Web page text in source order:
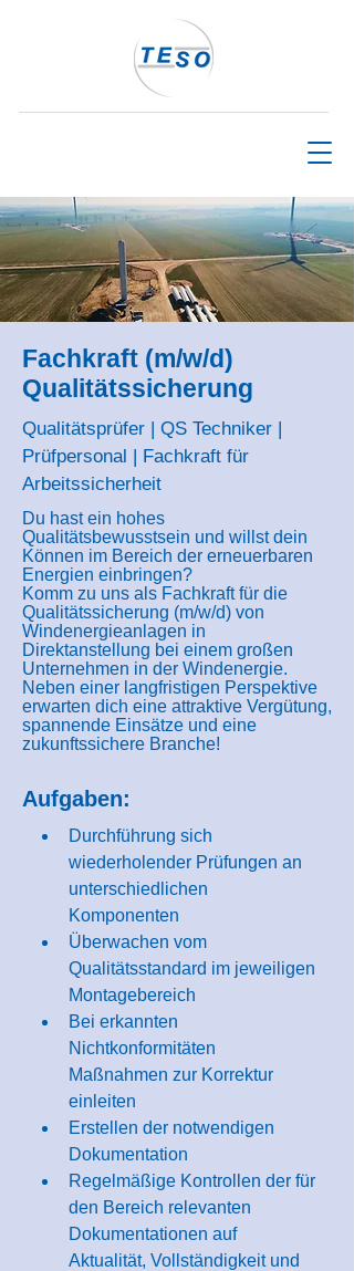
Fachkraft (m/w/d)
Qualitätssicherung
Qualitätsprüfer | QS Techniker |
Prüfpersonal | Fachkraft für
Arbeitssicherheit
Du hast ein hohes
Qualitätsbewusstsein und willst dein
Können im Bereich der erneuerbaren
Energien einbringen?
Komm zu uns als Fachkraft für die
Qualitätssicherung (m/w/d) von
Windenergieanlagen in
Direktanstellung bei einem großen
Unternehmen in der Windenergie.
Neben einer langfristigen Perspektive
erwarten dich eine attraktive Vergütung,
spannende Einsätze und eine
zukunftssichere Branche!
Aufgaben:
Durchführung sich
wiederholender Prüfungen an
unterschiedlichen
Komponenten
​Überwachen vom
Qualitätsstandard im jeweiligen
Montagebereich
​Bei erkannten
Nichtkonformitäten
Maßnahmen zur Korrektur
einleiten
​Erstellen der notwendigen
Dokumentation
​Regelmäßige Kontrollen der für
den Bereich relevanten
Dokumentationen auf
Aktualität, Vollständigkeit und